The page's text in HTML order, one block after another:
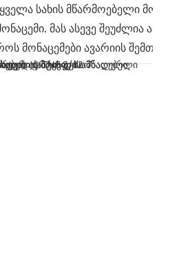
სახის მწარმოებელი
მას ასევე შეუძლია
მონაცემები ავარიის